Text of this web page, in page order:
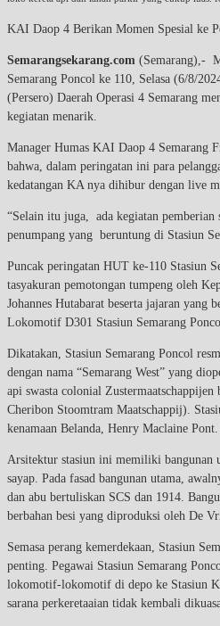
KAI Daop 4 Berikan Momen Spesial ke
Semarangsekarang.com (Semarang),-
Semarang Poncol ke 110, Selasa (6/8/
(Persero) Daerah Operasi 4 Semarang
kegiatan menarik.
Manager Humas KAI Daop 4 Semarang
bahwa, dalam peringatan ini para
kedatangan KA nya dihibur dengan live
“Selain itu juga, ada kegiatan pemberian
penumpang yang beruntung di Stasiun
Puncak peringatan HUT ke-110 Stasiun
tasyakuran pemotongan tumpeng oleh
Johannes Hutabarat beserta jajaran yang
Lokomotif D301 Stasiun Semarang
Dikatakan, Stasiun Semarang Poncol
dengan nama “Semarang West” yang
api swasta colonial Zustermaatschappijen
Cheribon Stoomtram Maatschappij).
kenamaan Belanda, Henry Maclaine Pont.
Arsitektur stasiun ini memiliki bangunan
sayap. Pada fasad bangunan utama,
dan abu bertuliskan SCS dan 1914.
berbahan besi yang diproduksi oleh De
Semasa perang kemerdekaan, Stasiun
penting. Pegawai Stasiun Semarang
lokomotif-lokomotif di depo ke Stasiun
sarana perkeretaaian tidak kembali